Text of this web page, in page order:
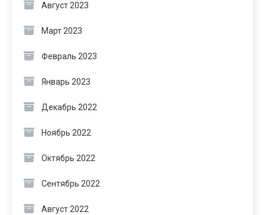
Август 2023
Март 2023
Февраль 2023
Январь 2023
Декабрь 2022
Ноябрь 2022
Октябрь 2022
Сентябрь 2022
Август 2022